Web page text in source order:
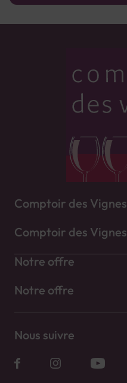
Comptoir des Vignes
Comptoir des Vignes
Notre offre
Notre offre
Nous suivre